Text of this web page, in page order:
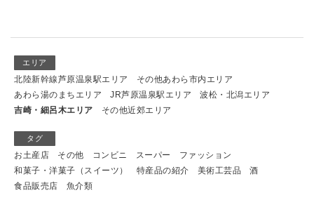
エリア
北陸新幹線芦原温泉駅エリア
その他あわら市内エリア
あわら湯のまちエリア
JR芦原温泉駅エリア
波松・北潟エリア
吉崎・細呂木エリア
その他近郊エリア
タグ
お土産店 その他 コンビニ スーパー
ファッション
和菓子・洋菓子（スイーツ）
特産品の紹介 美術工芸品
酒
食品販売店
魚介類